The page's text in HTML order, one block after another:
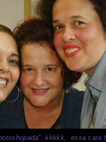
essa cara